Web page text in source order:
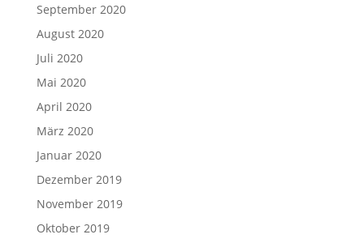
September 2020
August 2020
Juli 2020
Mai 2020
April 2020
März 2020
Januar 2020
Dezember 2019
November 2019
Oktober 2019